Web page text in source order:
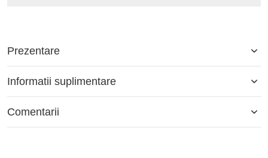
Prezentare
Informatii suplimentare
Comentarii